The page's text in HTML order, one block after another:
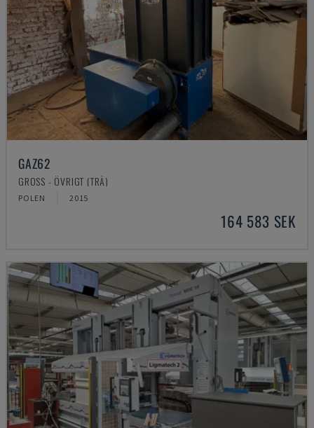
GAZ62
GROSS - ÖVRIGT (TRÄ)
POLEN 2015
164 583 SEK